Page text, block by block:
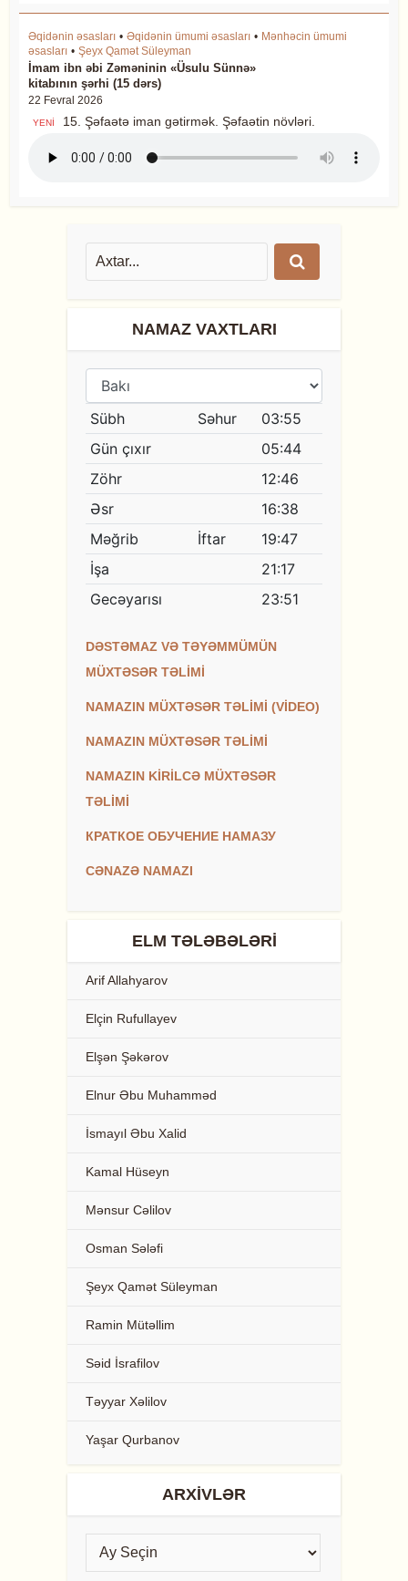
Əqidənin əsasları • Əqidənin ümumi əsasları • Mənhəcin ümumi
əsasları • Şeyx Qamət Süleyman
İmam ibn əbi Zəməninin «Üsulu Sünnə»
kitabının şərhi (15 dərs)
22 Fevral 2026
YENİ 15. Şəfaətə iman gətirmək. Şəfaətin növləri.
NAMAZ VAXTLARI
DƏSTƏMAZ VƏ TƏYƏMMÜMÜN
MÜXTƏSƏR TƏLİMİ
NAMAZIN MÜXTƏSƏR TƏLİMİ (VİDEO)
NAMAZIN MÜXTƏSƏR TƏLİMİ
NAMAZIN KİRİLCƏ MÜXTƏSƏR
TƏLİMİ
КРАТКОЕ ОБУЧЕНИЕ НАМАЗУ
CƏNAZƏ NAMAZI
ELM TƏLƏBƏLƏRI
Arif Allahyarov
Elçin Rufullayev
Elşən Şəkərov
Elnur Əbu Muhamməd
İsmayıl Əbu Xalid
Kamal Hüseyn
Mənsur Cəlilov
Osman Sələfi
Şeyx Qamət Süleyman
Ramin Mütəllim
Səid İsrafilov
Təyyar Xəlilov
Yaşar Qurbanov
ARXIVLƏR